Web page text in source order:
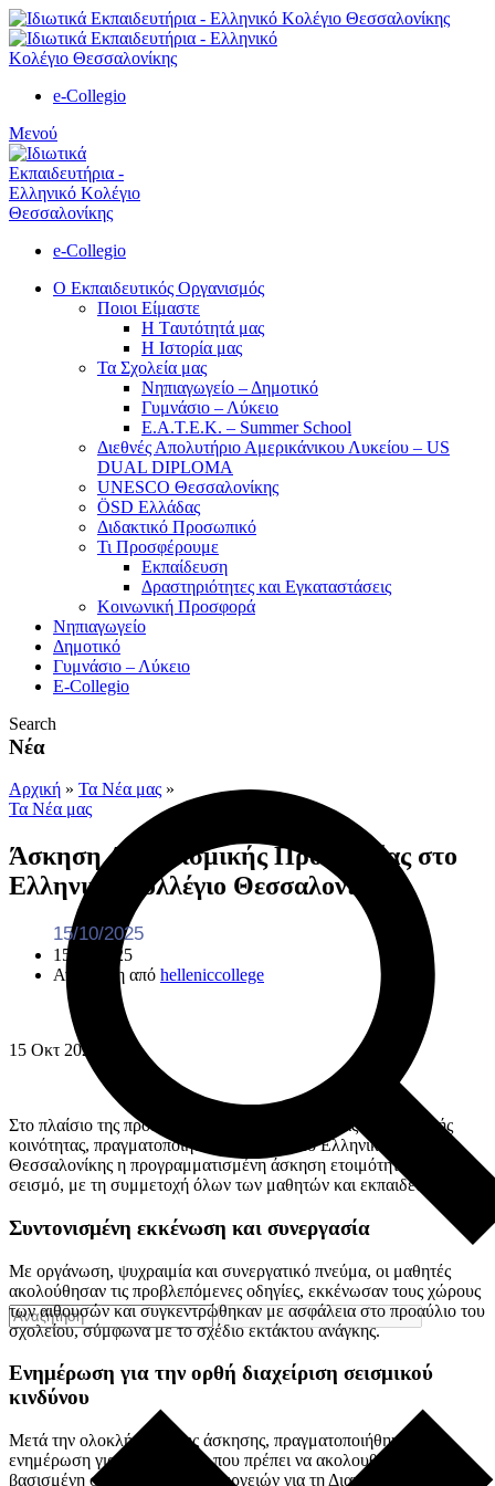
e-Collegio
Μενού
e-Collegio
Ο Εκπαιδευτικός Οργανισμός
Ποιοι Είμαστε
Η Tαυτότητά μας
Η Ιστορία μας
Τα Σχολεία μας
Νηπιαγωγείο – Δημοτικό
Γυμνάσιο – Λύκειο
Ε.Α.Τ.Ε.Κ. – Summer School
Διεθνές Απολυτήριο Αμερικάνικου Λυκείου – US
DUAL DIPLOMA
UNESCO Θεσσαλονίκης
ÖSD Ελλάδας
Διδακτικό Προσωπικό
Τι Προσφέρουμε
Eκπαίδευση
Δραστηριότητες και Εγκαταστάσεις
Κοινωνική Προσφορά
Νηπιαγωγείο
Δημοτικό
Γυμνάσιο – Λύκειο
E-Collegio
Search
Νέα
Αρχική » Τα Νέα μας »
Τα Νέα μας
Άσκηση Αντισεισμικής Προστασίας στο
Ελληνικό Κολλέγιο Θεσσαλονίκης
15/10/2025
15/10/2025
Ανάρτηση από helleniccollege
15 Οκτ 2025
Στο πλαίσιο της προετοιμασίας και της ασφάλειας της σχολικής
κοινότητας, πραγματοποιήθηκε σήμερα στο Ελληνικό Κολλέγιο
Θεσσαλονίκης η προγραμματισμένη άσκηση ετοιμότητας για
σεισμό, με τη συμμετοχή όλων των μαθητών και εκπαιδευτικών.
Συντονισμένη εκκένωση και συνεργασία
Με οργάνωση, ψυχραιμία και συνεργατικό πνεύμα, οι μαθητές
ακολούθησαν τις προβλεπόμενες οδηγίες, εκκένωσαν τους χώρους
των αιθουσών και συγκεντρώθηκαν με ασφάλεια στο προαύλιο του
σχολείου, σύμφωνα με το σχέδιο εκτάκτου ανάγκης.
Ενημέρωση για την ορθή διαχείριση σεισμικού
κινδύνου
Μετά την ολοκλήρωση της άσκησης, πραγματοποιήθηκε
ενημέρωση για τις ενέργειες που πρέπει να ακολουθούνται,
βασισμένη στο «Μνημόνιο Ενεργειών για τη Διαχείριση του